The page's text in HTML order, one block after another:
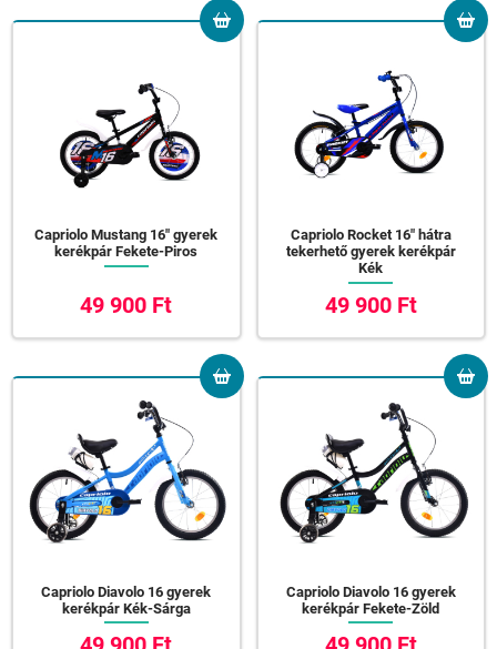
Capriolo Mustang 16" gyerek
kerékpár Fekete-Piros
49 900 Ft
Capriolo Rocket 16" hátra
tekerhető gyerek kerékpár
Kék
49 900 Ft
Capriolo Diavolo 16 gyerek
kerékpár Kék-Sárga
Capriolo Diavolo 16 gyerek
kerékpár Fekete-Zöld